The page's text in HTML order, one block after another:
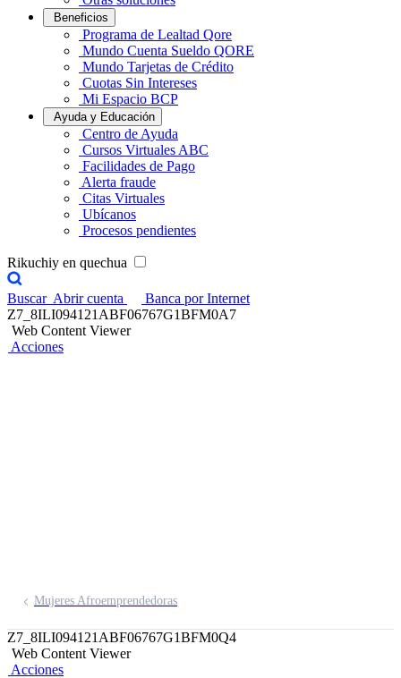
Beneficios
Programa de Lealtad Qore
Mundo Cuenta Sueldo QORE
Mundo Tarjetas de Crédito
Cuotas Sin Intereses
Mi Espacio BCP
Ayuda y Educación
Centro de Ayuda
Cursos Virtuales ABC
Facilidades de Pago
Alerta fraude
Citas Virtuales
Ubícanos
Procesos pendientes
Rikuchiy en quechua
Buscar Abrir cuenta
Banca por Internet
Z7_8ILI094121ABF06767G1BFM0A7
Web Content Viewer
Acciones
Mujeres Afroemprendedoras
Z7_8ILI094121ABF06767G1BFM0Q4
Web Content Viewer
Acciones